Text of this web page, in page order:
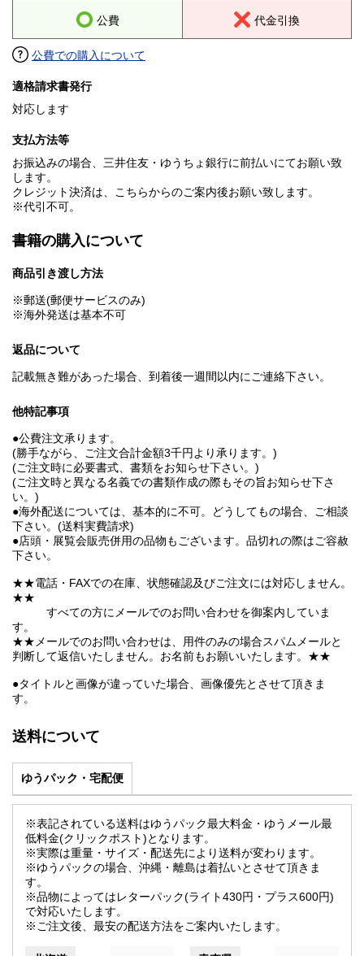
公費 代金引換
公費での購入について
適格請求書発行
対応します
支払方法等
お振込みの場合、三井住友・ゆうちょ銀行に前払いにてお願い致
します。
クレジット決済は、こちらからのご案内後お願い致します。
※代引不可。
書籍の購入について
商品引き渡し方法
※郵送(郵便サービスのみ)
※海外発送は基本不可
返品について
記載無き難があった場合、到着後一週間以内にご連絡下さい。
他特記事項
●公費注文承ります。
(勝手ながら、ご注文合計金額3千円より承ります。)
(ご注文時に必要書式、書類をお知らせ下さい。)
(ご注文時と異なる名義での書類作成の際もその旨お知らせ下さ
い。)
●海外配送については、基本的に不可。どうしてもの場合、ご相談
下さい。(送料実費請求)
●店頭・展覧会販売併用の品物もございます。品切れの際はご容赦
下さい。
★★電話・FAXでの在庫、状態確認及びご注文には対応しません。
★★
すべての方にメールでのお問い合わせを御案内していま
す。
★★メールでのお問い合わせは、用件のみの場合スパムメールと
判断して返信いたしません。お名前もお願いいたします。★★
●タイトルと画像が違っていた場合、画像優先とさせて頂きま
す。
送料について
ゆうパック・宅配便
※表記されている送料はゆうパック最大料金・ゆうメール最
低料金(クリックポスト)となります。
※実際は重量・サイズ・配送先により送料が変わります。
※ゆうパックの場合、沖縄・離島は着払いとさせて頂きま
す。
※品物によってはレターパック(ライト430円・プラス600円)
で対応いたします。
※ご注文後、最安の配送方法をご案内いたします。